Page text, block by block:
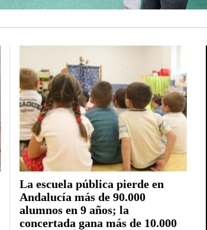
La escuela pública pierde en
Andalucía más de 90.000
alumnos en 9 años; la
concertada gana más de 10.000